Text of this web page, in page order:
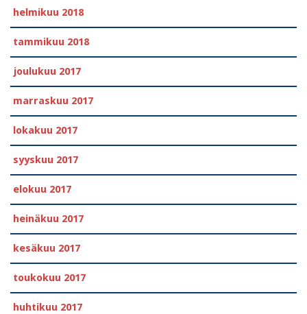
helmikuu 2018
tammikuu 2018
joulukuu 2017
marraskuu 2017
lokakuu 2017
syyskuu 2017
elokuu 2017
heinäkuu 2017
kesäkuu 2017
toukokuu 2017
huhtikuu 2017